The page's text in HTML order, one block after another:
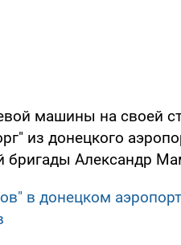
машины на своей
из донецкого
бригады Александр
в донецком